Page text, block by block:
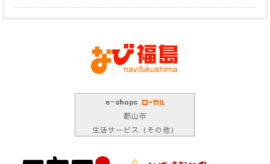
郡山市
生活サービス（その他）